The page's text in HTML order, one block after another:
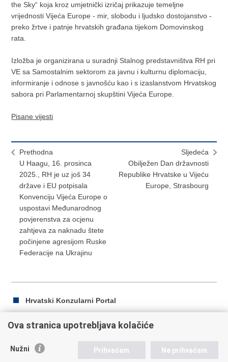
the Sky“ koja kroz umjetnički izričaj prikazuje temeljne
vrijednosti Vijeća Europe - mir, slobodu i ljudsko dostojanstvo -
preko žrtve i patnje hrvatskih građana tijekom Domovinskog
rata.
Izložba je organizirana u suradnji Stalnog predstavništva RH pri
VE sa Samostalnim sektorom za javnu i kulturnu diplomaciju,
informiranje i odnose s javnošću kao i s izaslanstvom Hrvatskog
sabora pri Parlamentarnoj skupštini Vijeća Europe.
Pisane vijesti
Prethodna
U Haagu, 16. prosinca
2025., RH je uz još 34
države i EU potpisala
Konvenciju Vijeća Europe o
uspostavi Međunarodnog
povjerenstva za ocjenu
zahtjeva za naknadu štete
počinjene agresijom Ruske
Federacije na Ukrajinu
Sljedeća
Obilježen Dan državnosti
Republike Hrvatske u Vijeću
Europe, Strasbourg
Hrvatski Konzularni Portal
Ispiši
Podijeli
Ova stranica upotrebljava kolačiće
Nužni Prihvaćam Ne prihvaćam